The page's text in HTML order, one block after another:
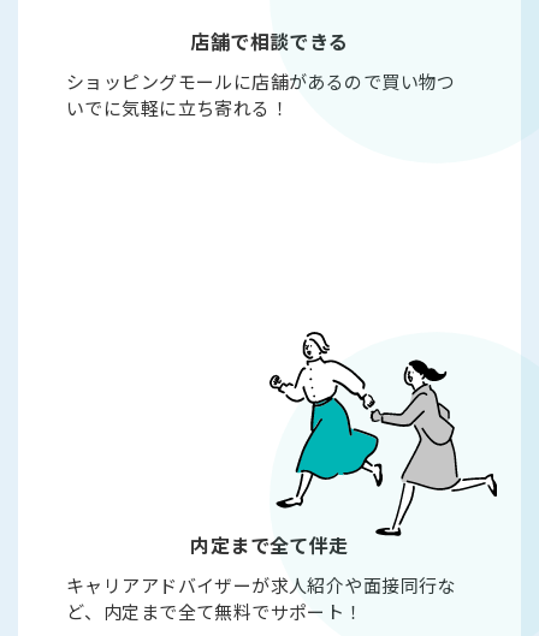
店舗で相談できる
ショッピングモールに店舗があるので買い物つ
いでに気軽に立ち寄れる！
内定まで全て伴走
キャリアアドバイザーが求人紹介や面接同行な
ど、内定まで全て無料でサポート！